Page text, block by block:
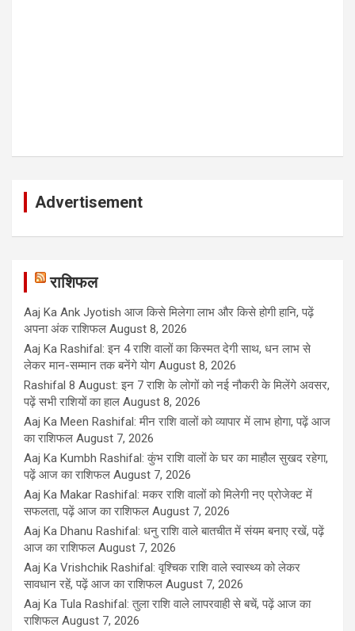
Advertisement
राशिफल
Aaj Ka Ank Jyotish आज किसे मिलेगा लाभ और किसे होगी हानि, पढ़ें
अपना अंक राशिफल August 8, 2026
Aaj Ka Rashifal: इन 4 राशि वालों का किस्मत देगी साथ, धन लाभ से
लेकर मान-सम्मान तक बनेंगे योग August 8, 2026
Rashifal 8 August: इन 7 राशि के लोगों को नई नौकरी के मिलेंगे अवसर,
पढ़ें सभी राशियों का हाल August 8, 2026
Aaj Ka Meen Rashifal: मीन राशि वालों को व्यापार में लाभ होगा, पढ़ें आज
का राशिफल August 7, 2026
Aaj Ka Kumbh Rashifal: कुंभ राशि वालों के घर का माहौल सुखद रहेगा,
पढ़ें आज का राशिफल August 7, 2026
Aaj Ka Makar Rashifal: मकर राशि वालों को मिलेगी नए प्रोजेक्ट में
सफलता, पढ़ें आज का राशिफल August 7, 2026
Aaj Ka Dhanu Rashifal: धनु राशि वाले बातचीत में संयम बनाए रखें, पढ़ें
आज का राशिफल August 7, 2026
Aaj Ka Vrishchik Rashifal: वृश्चिक राशि वाले स्वास्थ्य को लेकर
सावधान रहें, पढ़ें आज का राशिफल August 7, 2026
Aaj Ka Tula Rashifal: तुला राशि वाले लापरवाही से बचें, पढ़ें आज का
राशिफल August 7, 2026